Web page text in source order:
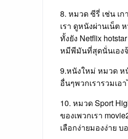
8. หมวด ซีรี่ เช่น เ
เรา ดูหนังผ่านเน็ต
ทั้งยัง Netflix
หมีพีมันที่สุดนั่นเอง
9.หนังใหม่ หมวด ห
อื่นๆพวกเรารวมเ
10. หมวด Sport
ของเพวกเรา
เลือกง่ายมองง่าย